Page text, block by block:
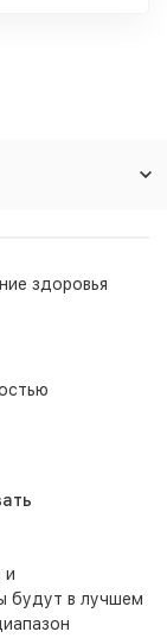
здоровья
и
будут в лучшем